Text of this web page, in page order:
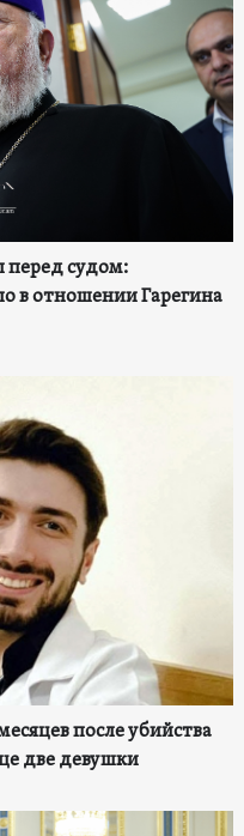
перед судом:
в отношении Гарегина
после убийства
две девушки